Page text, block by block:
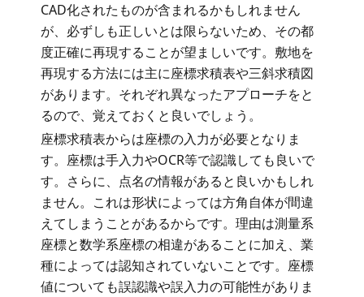
CAD化されたものが含まれるかもしれません
が、必ずしも正しいとは限らないため、その都
度正確に再現することが望ましいです。敷地を
再現する方法には主に座標求積表や三斜求積図
があります。それぞれ異なったアプローチをと
るので、覚えておくと良いでしょう。
座標求積表からは座標の入力が必要となりま
す。座標は手入力やOCR等で認識しても良いで
す。さらに、点名の情報があると良いかもしれ
ません。これは形状によっては方角自体が間違
えてしまうことがあるからです。理由は測量系
座標と数学系座標の相違があることに加え、業
種によっては認知されていないことです。座標
値についても誤認識や誤入力の可能性がありま